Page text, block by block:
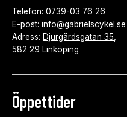
Telefon: 0739-03 76 26
E-post: info@gabrielscykel.se
Adress: Djurgårdsgatan 35,
582 29 Linköping
Öppettider